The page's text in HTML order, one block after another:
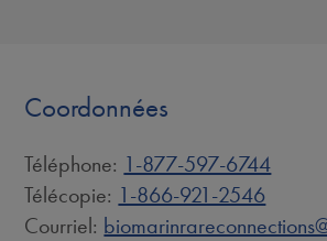
Coordonnées
Téléphone: 1-877-597-6744
Télécopie: 1-866-921-2546
Courriel: